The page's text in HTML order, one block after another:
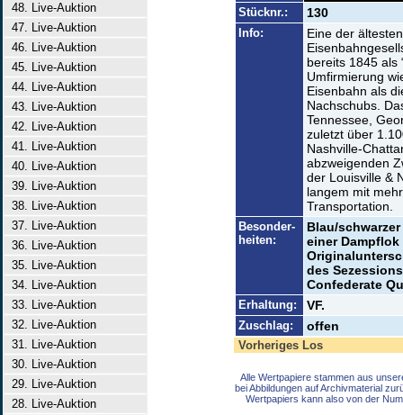
48. Live-Auktion
47. Live-Auktion
46. Live-Auktion
45. Live-Auktion
44. Live-Auktion
43. Live-Auktion
42. Live-Auktion
41. Live-Auktion
40. Live-Auktion
39. Live-Auktion
38. Live-Auktion
37. Live-Auktion
36. Live-Auktion
35. Live-Auktion
34. Live-Auktion
33. Live-Auktion
32. Live-Auktion
31. Live-Auktion
30. Live-Auktion
29. Live-Auktion
28. Live-Auktion
Stücknr.: 130
Info:
Eine der
bereits 1845 als
Umfirmierung
Eisenbahn als
Nachschubs.
Tennessee,
zuletzt über
Nashville-
abzweigenden
der Louisville &
langem mit
Transportation.
Besonder-
heiten:
Blau/
einer
des
Confederate
Erhaltung: VF.
Zuschlag: offen
Vorheriges Los
Alle Wertpapiere stammen aus
bei Abbildungen auf Archivmaterial
Wertpapiers kann also von der